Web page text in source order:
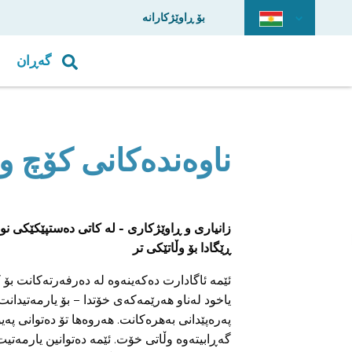
بۆ ڕاوێژکارانە
گەڕان
ناوەندەکانی کۆچ
زانیاری و ڕاوێژکاری - لە کاتی دەستپێکێکی
ڕێگادا بۆ وڵاتێکی تر
ئێمە ئاگادارت دەکەینەوە لە دەرفەرتەکانت بۆ
یاخود لەناو هەرێمەکەی خۆتدا – بۆ
پەرەپێدانی بەهرەکانت. هەروەها تۆ دەتوانی
گەڕابیتەوە وڵاتی خۆت. ئێمە دەتوانین